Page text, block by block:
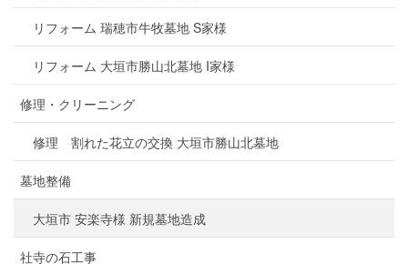
リフォーム 瑞穂市牛牧墓地 S家様
リフォーム 大垣市勝山北墓地 I家様
修理・クリーニング
修理 割れた花立の交換 大垣市勝山北墓地
墓地整備
大垣市 安楽寺様 新規墓地造成
社寺の石工事